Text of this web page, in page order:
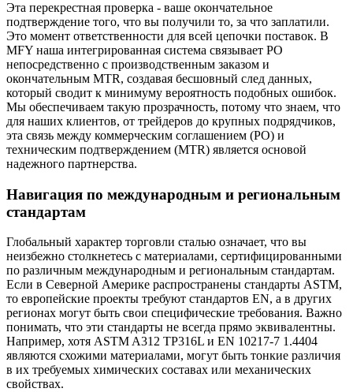
Эта перекрестная проверка - ваше окончательное
подтверждение того, что вы получили то, за что заплатили.
Это момент ответственности для всей цепочки поставок. В
MFY наша интегрированная система связывает PO
непосредственно с производственным заказом и
окончательным MTR, создавая бесшовный след данных,
который сводит к минимуму вероятность подобных ошибок.
Мы обеспечиваем такую прозрачность, потому что знаем, что
для наших клиентов, от трейдеров до крупных подрядчиков,
эта связь между коммерческим соглашением (PO) и
техническим подтверждением (MTR) является основой
надежного партнерства.
Навигация по международным и региональным
стандартам
Глобальный характер торговли сталью означает, что вы
неизбежно столкнетесь с материалами, сертифицированными
по различным международным и региональным стандартам.
Если в Северной Америке распространены стандарты ASTM,
то европейские проекты требуют стандартов EN, а в других
регионах могут быть свои специфические требования. Важно
понимать, что эти стандарты не всегда прямо эквивалентны.
Например, хотя ASTM A312 TP316L и EN 10217-7 1.4404
являются схожими материалами, могут быть тонкие различия
в их требуемых химических составах или механических
свойствах.